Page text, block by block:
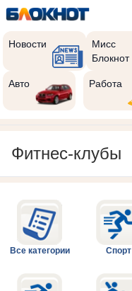
Новости
Мисс
Блокнот
Авто Работа
Фитнес-клубы
Все категории Спорт